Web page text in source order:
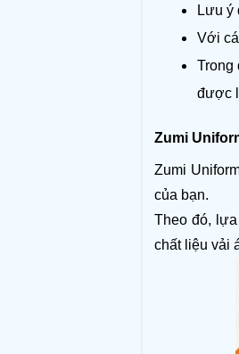
Lưu ý
Với
Trong
được
Zumi
Zumi
của bạn.
Theo đó,
chất liệu vải